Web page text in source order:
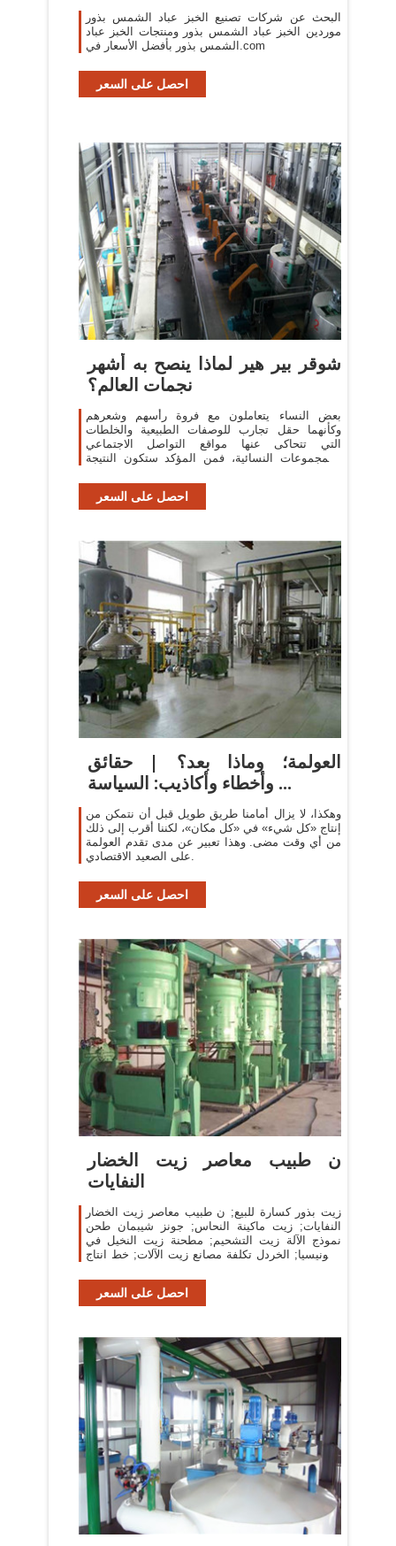
البحث عن شركات تصنيع الخبز عباد الشمس بذور
موردين الخبز عباد الشمس بذور ومنتجات الخبز عباد
الشمس بذور بأفضل الأسعار في.com
احصل على السعر
شوقر بير هير لماذا ينصح به أشهر
نجمات العالم؟
بعض النساء يتعاملون مع فروة رأسهم وشعرهم
وكأنهما حقل تجارب للوصفات الطبيعية والخلطات
التي تتحاكى عنها مواقع التواصل الاجتماعي
والمجموعات النسائية، فمن المؤكد ستكون النتيجة
احصل على السعر
العولمة؛ وماذا بعد؟ | حقائق
وأخطاء وأكاذيب: السياسة ...
وهكذا، لا يزال أمامنا طريق طويل قبل أن نتمكن من
إنتاج «كل شيء» في «كل مكان»، لكننا أقرب إلى ذلك
من أي وقت مضى. وهذا تعبير عن مدى تقدم العولمة
على الصعيد الاقتصادي.
احصل على السعر
ن طبيب معاصر زيت الخضار
النفايات
زيت بذور كسارة للبيع; ن طبيب معاصر زيت الخضار
النفايات; زيت ماكينة النحاس; جونز شيبمان طحن
نموذج الآلة زيت التشحيم; مطحنة زيت النخيل في
اندونيسيا; الخردل تكلفة مصانع زيت الآلات; خط انتاج
احصل على السعر